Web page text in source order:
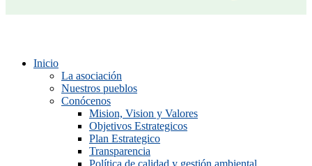
Inicio
La asociación
Nuestros pueblos
Conócenos
Mision, Vision y Valores
Objetivos Estrategicos
Plan Estrategico
Transparencia
Política de calidad y gestión ambiental